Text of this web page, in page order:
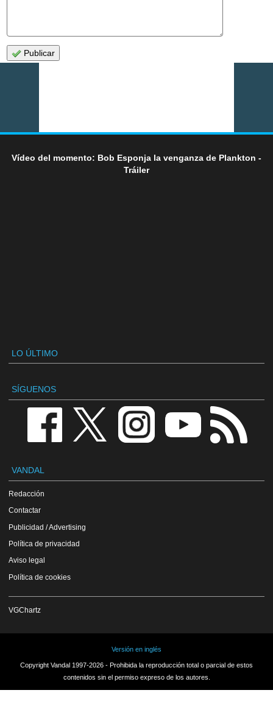
Publicar
Vídeo del momento: Bob Esponja la venganza de Plankton -
Tráiler
LO ÚLTIMO
SÍGUENOS
VANDAL
Redacción
Contactar
Publicidad / Advertising
Política de privacidad
Aviso legal
Política de cookies
VGChartz
Versión en inglés
Copyright Vandal 1997-2026 - Prohibida la reproducción total o parcial de estos
contenidos sin el permiso expreso de los autores.